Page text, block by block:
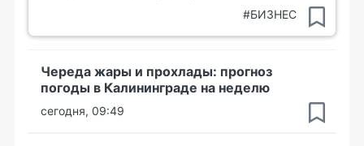
#БИЗНЕС
Череда жары и прохлады: прогноз
погоды в Калининграде на неделю
сегодня, 09:49